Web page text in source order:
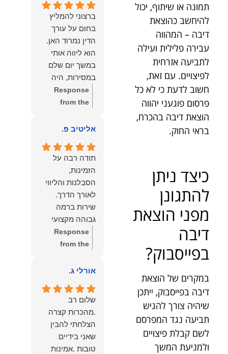
תמונה או שיתוף, יכול
להיחשב כהוצאת
דיבה – המהווה
עבירה פלילית ועילה
לתביעה אזרחית
לפיצויים. עם זאת,
חשוב לדעת כי לא כל
פרסום פוגעני יהווה
הוצאת דיבה בהכרח,
בראי החוק.
כיצד ניתן
להתגונן
מפני הוצאת
דיבה
בפייסבוק?
במקרים של הוצאת
דיבה בפייסבוק, ייתכן
שיהיה צורך להגיש
תביעה נגד המפרסם
לשם קבלת פיצויים
ולמניעת המשך
עליכם..אני
שמחה שאתם
איתי ותזכו לטוב
כפי
שאתם....תבורכו
ברכה והצלחה
וחיבוק ממני🙂😘
💓
והמרגשות.
שמחנו מאוד
לקרוא את
דברייך. אנו
מעריכים את
האמון שנתת בנו
ונמשיך לעמוד
לצידך וללוות
אותך במסירות.
הלב הרבה
הצלחה, ברכה
ובשורות טובות.
שמעון האן
משרד עורכי דין
ונוטריון
ברצוני להמליץ
בחום על עורך
הדין נמרוד האן.
הוא ליווה אותי
במשך יום שלם
במסירות, היה
זמין לכל שאלה,
הכווין אותי בכל
תחושת ביטחון
התהליך.
המקצועיות,
הסבלנות,
היסודיות
והאכפתיות שלו
בלטו מהרגע
הראשון. הרגשתי
שיש לי על מי
לסמוך, ואני
הלב לכל מי
שמחפש עורך דין
מקצועי, אמין
ומסור.
Response
from the
הוא שלנו, נעמוד
ולשירותך בכל
עת גם בהמשך.
שמעון האן
משרד עורכי דין
ונוטריון
אליטיב פ.
תודה רבה על
הזמינות,
הסבלנות והליווי
שירות ברמה
גבוהה מקצועי
ואמין.
Response
from the
הוא שלנו.
אורלי ג.
שלום רב
.מהכרות קצרה
הצלחתי להבין
שאני בידיים
טובות .אמינות